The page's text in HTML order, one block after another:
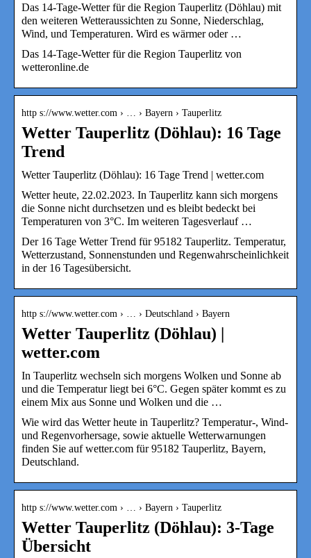
Das 14-Tage-Wetter für die Region Tauperlitz (Döhlau) mit
den weiteren Wetteraussichten zu Sonne, Niederschlag,
Wind, und Temperaturen. Wird es wärmer oder …
Das 14-Tage-Wetter für die Region Tauperlitz von
wetteronline.de
http s://www.wetter.com › … › Bayern › Tauperlitz
Wetter Tauperlitz (Döhlau): 16 Tage
Trend
Wetter Tauperlitz (Döhlau): 16 Tage Trend | wetter.com
Wetter heute, 22.02.2023. In Tauperlitz kann sich morgens
die Sonne nicht durchsetzen und es bleibt bedeckt bei
Temperaturen von 3°C. Im weiteren Tagesverlauf …
Der 16 Tage Wetter Trend für 95182 Tauperlitz. Temperatur,
Wetterzustand, Sonnenstunden und Regenwahrscheinlichkeit
in der 16 Tagesübersicht.
http s://www.wetter.com › … › Deutschland › Bayern
Wetter Tauperlitz (Döhlau) |
wetter.com
In Tauperlitz wechseln sich morgens Wolken und Sonne ab
und die Temperatur liegt bei 6°C. Gegen später kommt es zu
einem Mix aus Sonne und Wolken und die …
Wie wird das Wetter heute in Tauperlitz? Temperatur-, Wind-
und Regenvorhersage, sowie aktuelle Wetterwarnungen
finden Sie auf wetter.com für 95182 Tauperlitz, Bayern,
Deutschland.
http s://www.wetter.com › … › Bayern › Tauperlitz
Wetter Tauperlitz (Döhlau): 3-Tage
Übersicht